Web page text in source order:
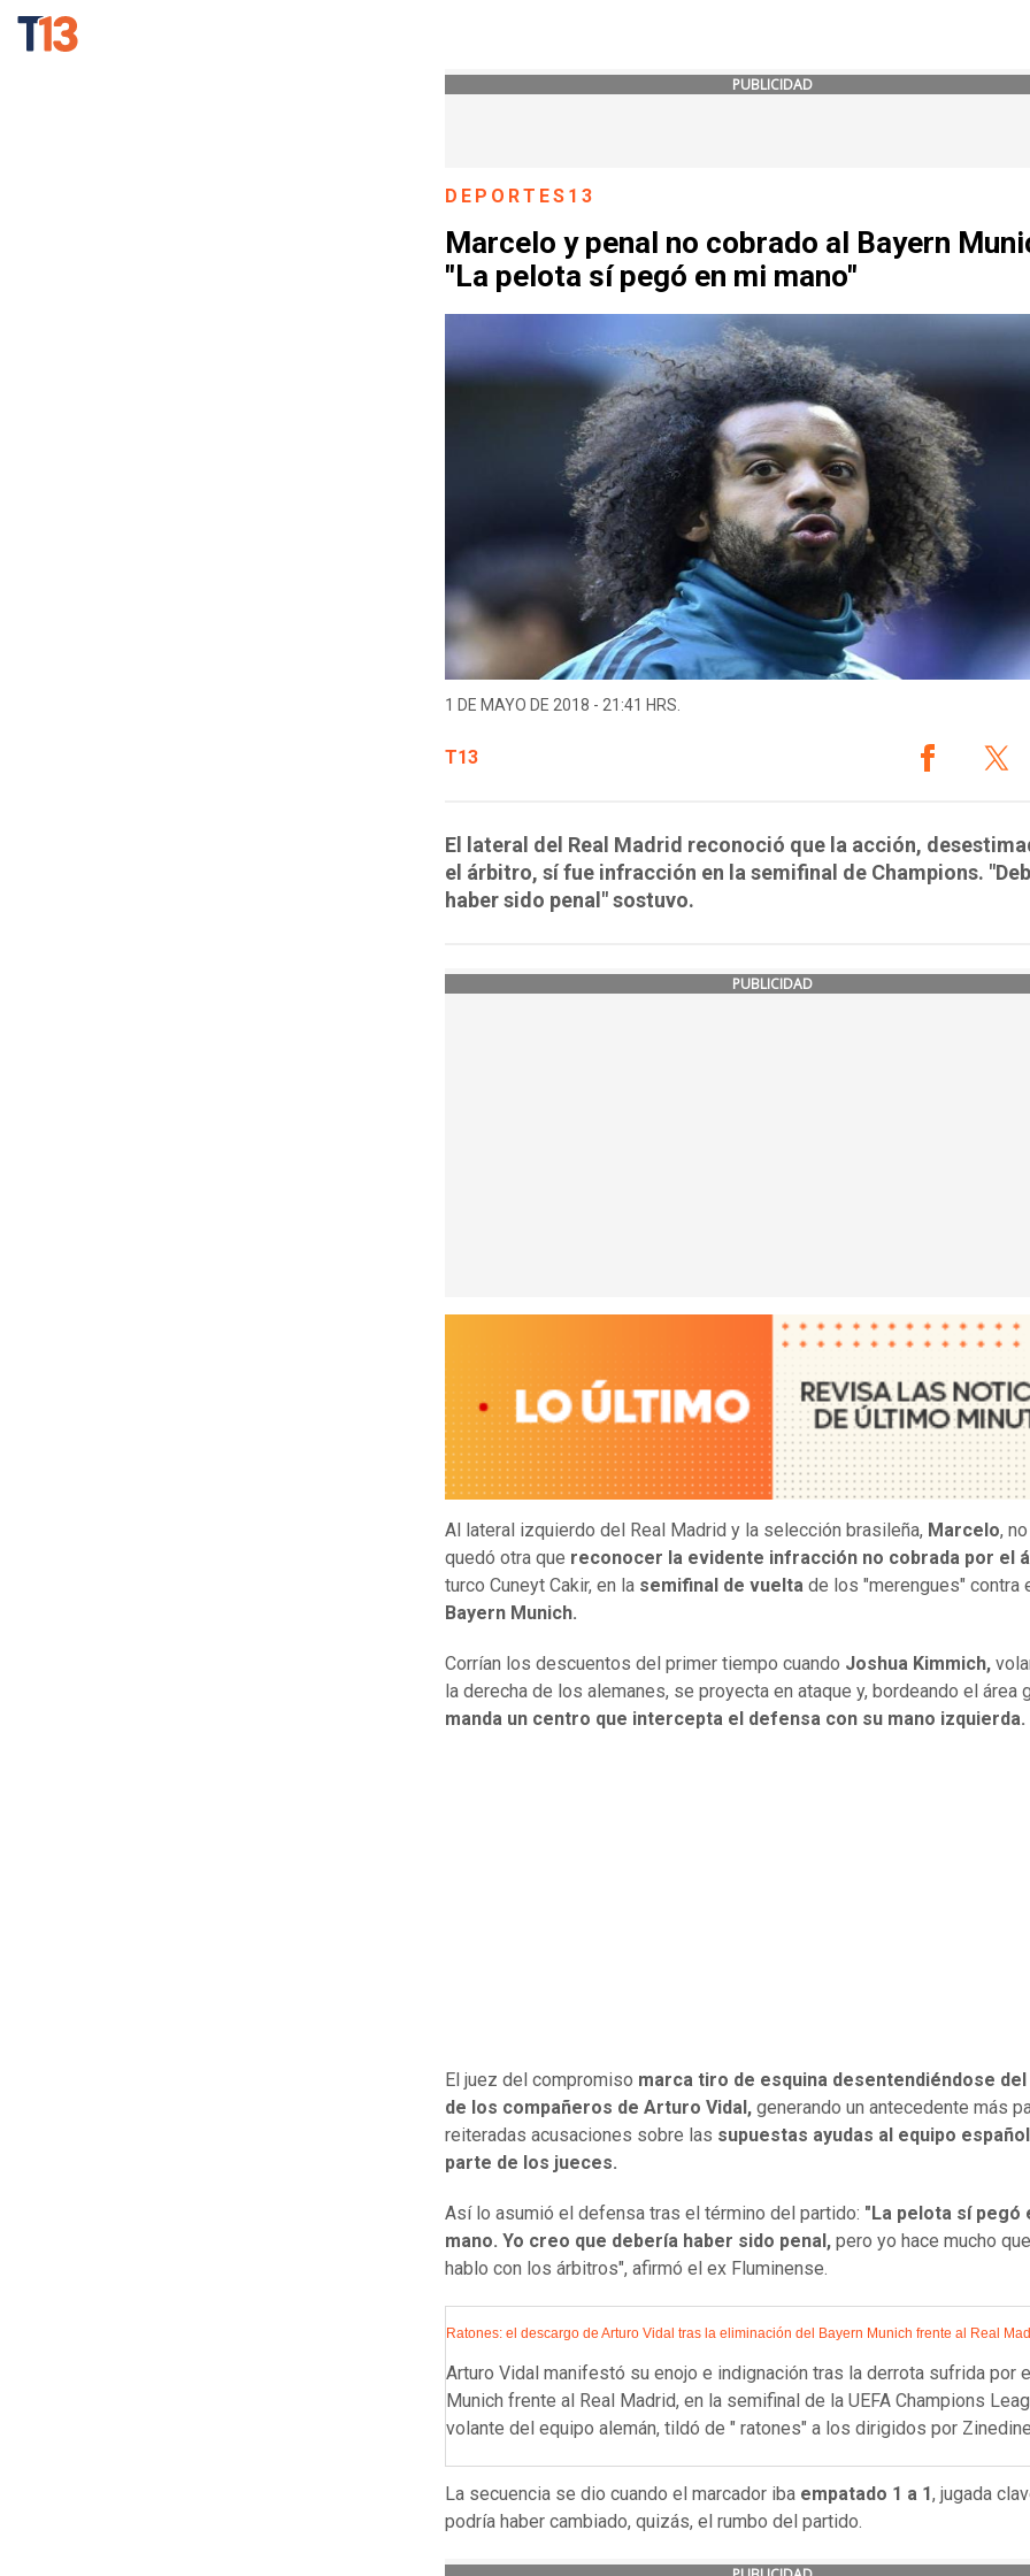
PUBLICIDAD
DEPORTES13
Marcelo y penal no cobrado al Bayern
"La pelota sí pegó en mi mano"
1 DE MAYO DE 2018 - 21:41 HRS.
T13
El lateral del Real Madrid reconoció que la acción,
el árbitro, sí fue infracción en la semifinal de Champions.
haber sido penal" sostuvo.
PUBLICIDAD
Al lateral izquierdo del Real Madrid y la selección brasileña, Marcelo,
quedó otra que reconocer la evidente infracción no cobrada por el
turco Cuneyt Cakir, en la semifinal de vuelta de los "merengues" contra
Bayern Munich.
Corrían los descuentos del primer tiempo cuando Joshua Kimmich,
la derecha de los alemanes, se proyecta en ataque y, bordeando el área
manda un centro que intercepta el defensa con su mano izquierda.
El juez del compromiso marca tiro de esquina desentendiéndose
de los compañeros de Arturo Vidal, generando un antecedente más
reiteradas acusaciones sobre las supuestas ayudas al equipo
parte de los jueces.
Así lo asumió el defensa tras el término del partido: "La pelota sí pegó
mano. Yo creo que debería haber sido penal, pero yo hace mucho
hablo con los árbitros", afirmó el ex Fluminense.
Ratones: el descargo de Arturo Vidal tras la eliminación del Bayern Munich frente al Real
Arturo Vidal manifestó su enojo e indignación tras la derrota sufrida por
Munich frente al Real Madrid, en la semifinal de la UEFA Champions
volante del equipo alemán, tildó de " ratones" a los dirigidos por
La secuencia se dio cuando el marcador iba empatado 1 a 1, jugada
podría haber cambiado, quizás, el rumbo del partido.